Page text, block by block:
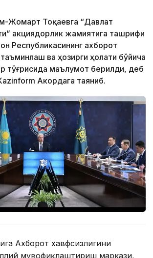
Жомарт Тоқаевга “Давлат
акциядорлик жамиятига ташрифи
Республикасининг ахборот
ва ҳозирги ҳолати бўйича
тўғрисида маълумот берилди, деб
Акордага таяниб.
Ахборот хавфсизлигини
мувофиқлаштириш маркази,